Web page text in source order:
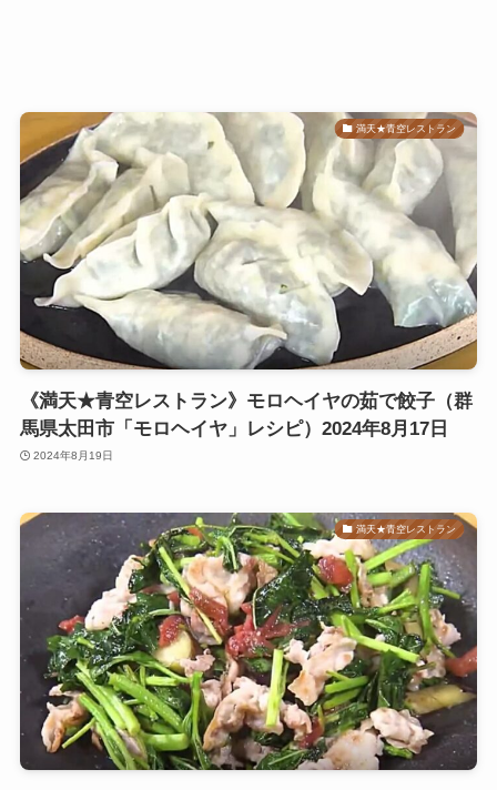
満天★青空レストラン
《満天★青空レストラン》モロヘイヤの茹で餃子（群
馬県太田市「モロヘイヤ」レシピ）2024年8月17日
2024年8月19日
満天★青空レストラン